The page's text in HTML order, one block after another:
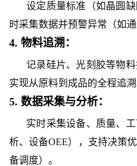
设定质量标准（如晶圆
时采集数据并预警异常（如
4. 物料追溯：
记录硅片、光刻胶等物
实现从原料到成品的全程追溯
5. 数据采集与分析：
实时采集设备、质量、
析、设备OEE），支持决策
备调度）。